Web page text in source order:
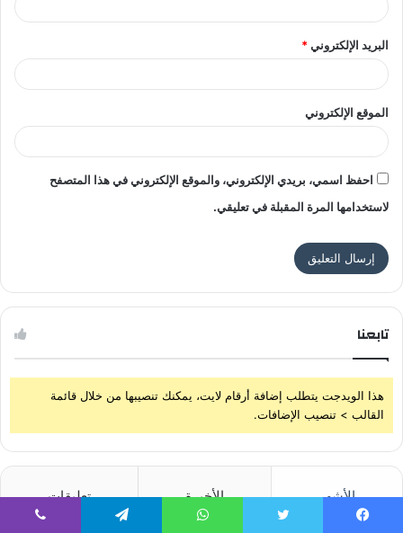
البريد الإلكتروني*
الموقع الإلكتروني
احفظ اسمي، بريدي الإلكتروني، والموقع الإلكتروني في هذا المتصفح
لاستخدامها المرة المقبلة في تعليقي.
تابعنا
هذا الويدجت يتطلب إضافة أرقام لايت، يمكنك تنصيبها من خلال قائمة
القالب > تنصيب الإضافات.
الأشهر الأخيرة تعليقات